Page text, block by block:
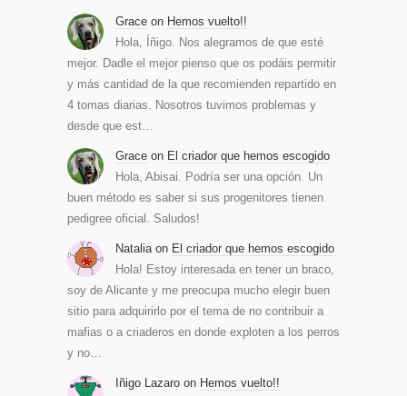
Grace on Hemos vuelto!!
Hola, Íñigo. Nos alegramos de que esté
mejor. Dadle el mejor pienso que os podáis permitir
y más cantidad de la que recomienden repartido en
4 tomas diarias. Nosotros tuvimos problemas y
desde que est…
Grace on El criador que hemos escogido
Hola, Abisai. Podría ser una opción. Un
buen método es saber si sus progenitores tienen
pedigree oficial. Saludos!
Natalia on El criador que hemos escogido
Hola! Estoy interesada en tener un braco,
soy de Alicante y me preocupa mucho elegir buen
sitio para adquirirlo por el tema de no contribuir a
mafias o a criaderos en donde exploten a los perros
y no…
Iñigo Lazaro on Hemos vuelto!!